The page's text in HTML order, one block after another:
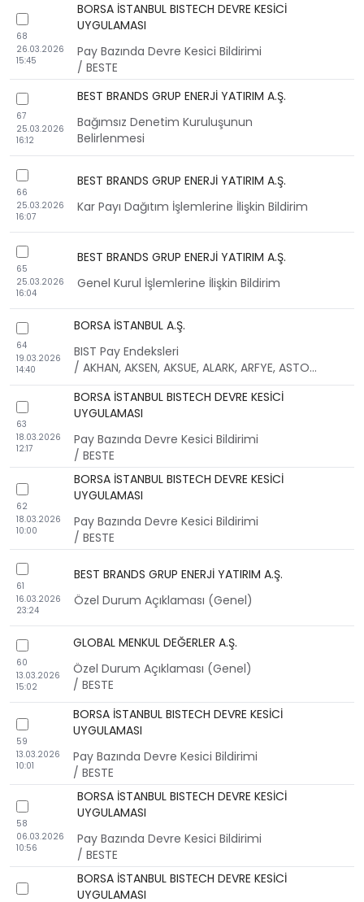
checkbox
68
26.03.2026
15:45
BORSA İSTANBUL BISTECH DEVRE KESİCİ
UYGULAMASI
Pay Bazında Devre Kesici Bildirimi
/ BESTE
checkbox
67
25.03.2026
16:12
BEST BRANDS GRUP ENERJİ YATIRIM A.Ş.
Bağımsız Denetim Kuruluşunun
Belirlenmesi
checkbox
66
25.03.2026
16:07
BEST BRANDS GRUP ENERJİ YATIRIM A.Ş.
Kar Payı Dağıtım İşlemlerine İlişkin Bildirim
checkbox
65
25.03.2026
16:04
BEST BRANDS GRUP ENERJİ YATIRIM A.Ş.
Genel Kurul İşlemlerine İlişkin Bildirim
checkbox
64
19.03.2026
14:40
BORSA İSTANBUL A.Ş.
BIST Pay Endeksleri
/ AKHAN, AKSEN, AKSUE, ALARK, ARFYE, ASTOR, ATATR, BERA, BESTE, BTCIM, CANTE, CUSAN, CVKMD, DERIM, DOHOL, EGEEN, EGSER, ENERY, ERBOS, EUREN, FADE, FENER, FRMPL, FROTO, HALKB, IEYHO, KARSN, KCAER, KRTEK, LINK, LUKSK, MEYSU, NETCD, OBASE, OYAKC, PAHOL, PKART, PSGYO, SAHOL, SARKY, SOKM, TCELL, TRALT, TSGYO, TSPOR, TTRAK, TURSG, UCAYM, ULKER, VAKBN, VKING, YEOTK, YESIL, YKBNK, ZGYO
checkbox
63
18.03.2026
12:17
BORSA İSTANBUL BISTECH DEVRE KESİCİ
UYGULAMASI
Pay Bazında Devre Kesici Bildirimi
/ BESTE
checkbox
62
18.03.2026
10:00
BORSA İSTANBUL BISTECH DEVRE KESİCİ
UYGULAMASI
Pay Bazında Devre Kesici Bildirimi
/ BESTE
checkbox
61
16.03.2026
23:24
BEST BRANDS GRUP ENERJİ YATIRIM A.Ş.
Özel Durum Açıklaması (Genel)
checkbox
60
13.03.2026
15:02
GLOBAL MENKUL DEĞERLER A.Ş.
Özel Durum Açıklaması (Genel)
/ BESTE
checkbox
59
13.03.2026
10:01
BORSA İSTANBUL BISTECH DEVRE KESİCİ
UYGULAMASI
Pay Bazında Devre Kesici Bildirimi
/ BESTE
checkbox
58
06.03.2026
10:56
BORSA İSTANBUL BISTECH DEVRE KESİCİ
UYGULAMASI
Pay Bazında Devre Kesici Bildirimi
/ BESTE
checkbox
BORSA İSTANBUL BISTECH DEVRE KESİCİ
UYGULAMASI